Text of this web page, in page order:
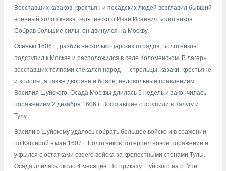
Восставших казаков, крестьян и посадских людей возглавил бывший
военный холоп князя Телятевского Иван Исаевич Болотников.
Собрав большие силы, он двинулся на Москву.
Осенью 1606 г., разбив несколько царских отрядов, Болотников
подступил к Москве и расположился в селе Коломенском. В лагерь
восставших толпами стекался народ — стрельцы, казаки, крестьяне
и холопы, а также дворяне и бояре, недовольные правлением
Василия Шуйского. Осада Москвы длилась 5 недель и закончилась
поражением 2 декабря 1606 г. Восставшие отступили в Калугу и
Тулу.
Василию Шуйскому удалось собрать большое войско и в сражении
по Каширой в мае 1607 г. Болотников потерпел новое поражение и
укрылся с остатками своего войска за крепостными стенами Тулы.
Осада длилась около 4 месяцев. По приказу Шуйского на р. Упе